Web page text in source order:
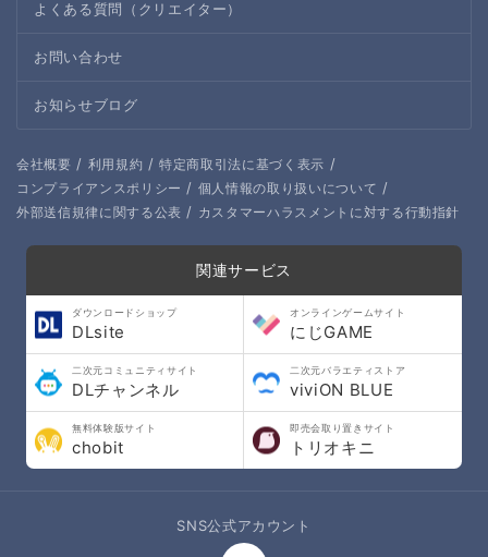
よくある質問（クリエイター）
お問い合わせ
お知らせブログ
会社概要 / 利用規約 / 特定商取引法に基づく表示 /
コンプライアンスポリシー / 個人情報の取り扱いについて /
外部送信規律に関する公表 / カスタマーハラスメントに対する行動指針
関連サービス
ダウンロードショップ
DLsite
オンラインゲームサイト
にじGAME
二次元コミュニティサイト
DLチャンネル
二次元バラエティストア
viviON BLUE
無料体験版サイト
chobit
即売会取り置きサイト
トリオキニ
SNS公式アカウント